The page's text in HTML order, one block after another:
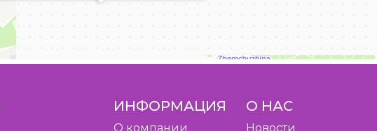
ИНФОРМАЦИЯ
O компании
О НАС
Новости